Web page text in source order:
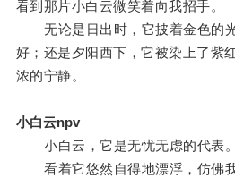
看到那片小白云微笑着向我招手。
无论是日出时，它披着金色的
好；还是夕阳西下，它被染上了紫
浓的宁静。
小白云npv
小白云，它是无忧无虑的代表。
看着它悠然自得地漂浮，仿佛我